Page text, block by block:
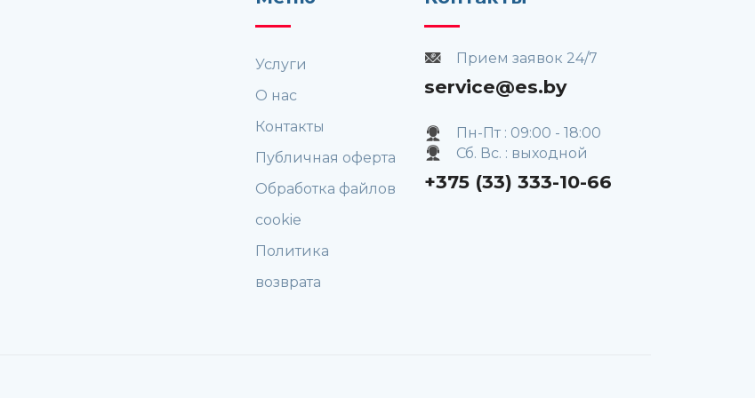
Услуги
О нас
Контакты
Публичная оферта
Обработка файлов
cookie
Политика
возврата
Прием заявок 24/7
service@es.by
Пн-Пт : 09:00 - 18:00
Сб. Вс. : выходной
+375 (33) 333-10-66